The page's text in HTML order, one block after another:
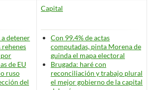
detener
de EU
ruso
del
Capital
Con 99.4% de actas
computadas, pinta Morena de
guinda el mapa electoral
Brugada: haré con
reconciliación y trabajo plural
el mejor gobierno de la capital